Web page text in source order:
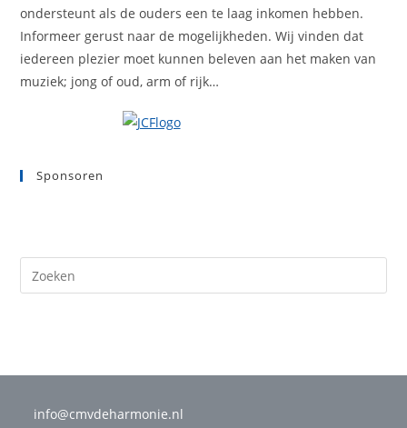
ondersteunt als de ouders een te laag inkomen hebben.
Informeer gerust naar de mogelijkheden. Wij vinden dat
iedereen plezier moet kunnen beleven aan het maken van
muziek; jong of oud, arm of rijk…
Sponsoren
info@cmvdeharmonie.nl